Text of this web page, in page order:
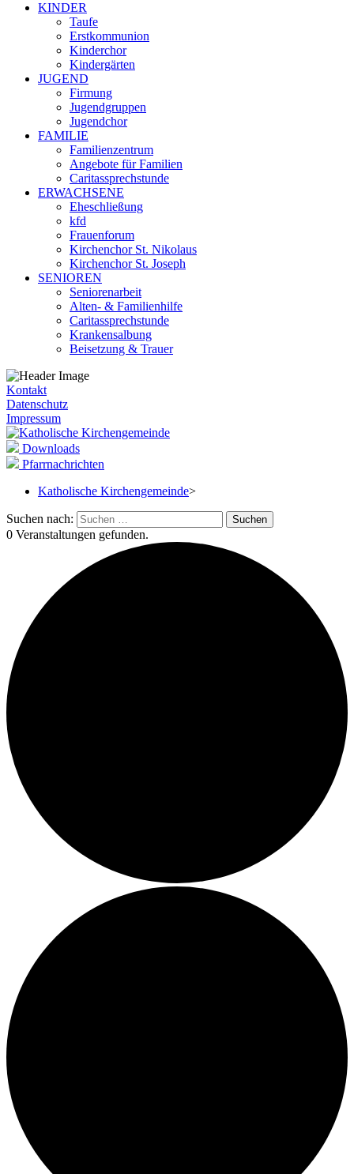
KINDER
Taufe
Erstkommunion
Kinderchor
Kindergärten
JUGEND
Firmung
Jugendgruppen
Jugendchor
FAMILIE
Familienzentrum
Angebote für Familien
Caritassprechstunde
ERWACHSENE
Eheschließung
kfd
Frauenforum
Kirchenchor St. Nikolaus
Kirchenchor St. Joseph
SENIOREN
Seniorenarbeit
Alten- & Familienhilfe
Caritassprechstunde
Krankensalbung
Beisetzung & Trauer
Kontakt
Datenschutz
Impressum
Downloads
Pfarrnachrichten
Katholische Kirchengemeinde>
Suchen nach:
0 Veranstaltungen gefunden.